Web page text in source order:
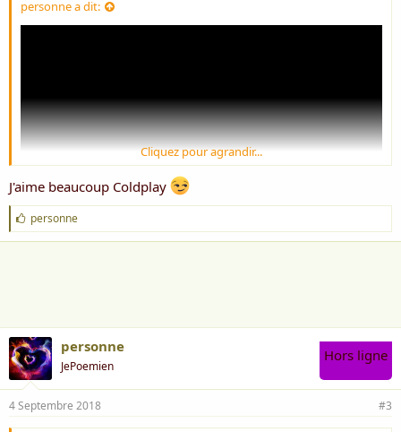
personne a dit:
Cliquez pour agrandir...
J'aime beaucoup Coldplay
J
'
a
personne
personne
JePoemien
Hors ligne
4 Septembre 2018 #3